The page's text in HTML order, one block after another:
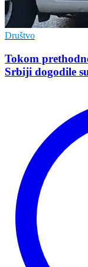
Društvo
Tokom
Srbiji dogodile